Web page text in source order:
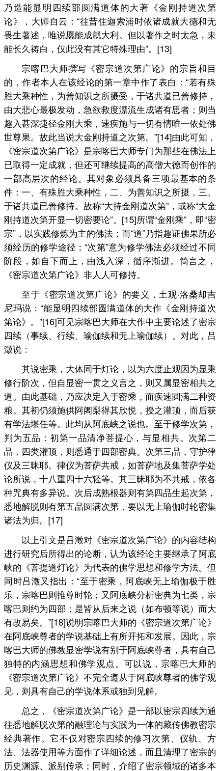
乃造能显明四续部圆满道体的大著《金刚持道次第
论》，大师自云：“往昔住迦索浦时依诸成就大德和无
畏生著述，唯说愿能成就大利。但以著作之时太急，未
能长久祷白，仅此没有其它特殊理由”。[13]
宗喀巴大师撰写《密宗道次第广论》的宗旨和目
的，作者本人在该经论的第一章中作了表白：“若有殊
胜大乘种性，为善知识之所摄受，于诸共道已善修持，
由大悲心最极发动，急欲救度漂流生成诸有思者；则当
趣入甚深捷径金刚大乘，速疾施与一切有情唯一依处佛
世尊果。故此当说大金刚持道之次第。”[14]由此可知，
《密宗道次第广论》是宗喀巴大师专门为那些在佛法上
已取得一定成就，但还可继续提高的高僧大德而创作的
一部高层次的经论。其对象必须具备三项最基本的条
件：一、有殊胜大乘种性，二、为善知识之所摄，三、
于诸共道已善修持。故称“大持金刚道次第”，或称“大金
刚持道次第开显一切密要论”。[15]所谓“金刚乘”，即“密
宗”，以实践修炼为主的佛法；而“道”乃指趣证佛果所必
须经历的修学途径；“次第”意为修学佛法必须经过不同
阶段，如自下而上，由浅入深，循序渐进。简言之，
《密宗道次第广论》非人人可修持。
至于《密宗道次第广论》的要义，土观·洛桑却吉
尼玛说：“能显明四续部圆满道体的大作《金刚持道次
第论》。”[16]可见宗喀巴大师在大作中主要论述了密宗
四续（事续、行续、瑜伽续和无上瑜伽续）。对此，吕
澂说：
其说密乘，大体同于灯论，以为六度止观因为显乘
修行阶次，但自显密一贯之义言之，则又属显密相共之
道。由此基础，乃应决定入于密乘，而疾速圆满二种资
粮。其初仍须施供阿阇梨得其欣悦，授之灌顶，而后获
有学法堪任等。此均从阿底峡之说也。至于修学次第，
判为五品：初第一品清净菩提心，与显相共。次第二
品，四类灌顶，则悉通于四部密典。次第三品，守护律
仪及三昧耶。律仪为菩萨共戒，如菩萨地及集菩萨学处
论所说，十八重四十六轻等。其三昧耶为不共戒，依各
种咒典有多异说。次后成熟根器则有第四品生起次第，
悉地解脱则有第五品圆满次第，要以无上瑜伽时轮密集
诸法为归。[17]
以上引文是吕澂对《密宗道次第广论》的内容结构
进行研究后所得出的论断，认为该经论主要继承了阿底
峡的《菩提道灯论》为代表的佛学思想和修学方法。但
同时吕澂又指出：“至于密乘，阿底峡无上瑜伽极于胜
乐，宗喀巴则推尊时轮；又阿底峡分析密典为七类，宗
喀巴则约为四部；是皆从后来之说（如布顿等说）而大
有改易矣。”[18]说明宗喀巴大师的《密宗道次第广论》
在阿底峡尊者的学说基础上有所开拓和发展。因此，宗
喀巴大师的佛教显密学说有别于阿底峡尊者，具有自己
独特的内涵思想和佛学观点。可以说，宗喀巴大师的
《密宗道次第广论》不完全遵从于阿底峡尊者的佛学观
见，则具有自己的学说体系或独到见解。
总之，《密宗道次第广论》是一部以密宗四续为通
往悉地解脱次第的融理论与实践为一体的藏传佛教密宗
经典著作。它不仅对密宗四续的修习次第、仪轨、方
法、法器使用等方面作了详细论述，而且清理了密宗的
历史渊源、派别传承；同时，介绍了密宗领域的诸多本